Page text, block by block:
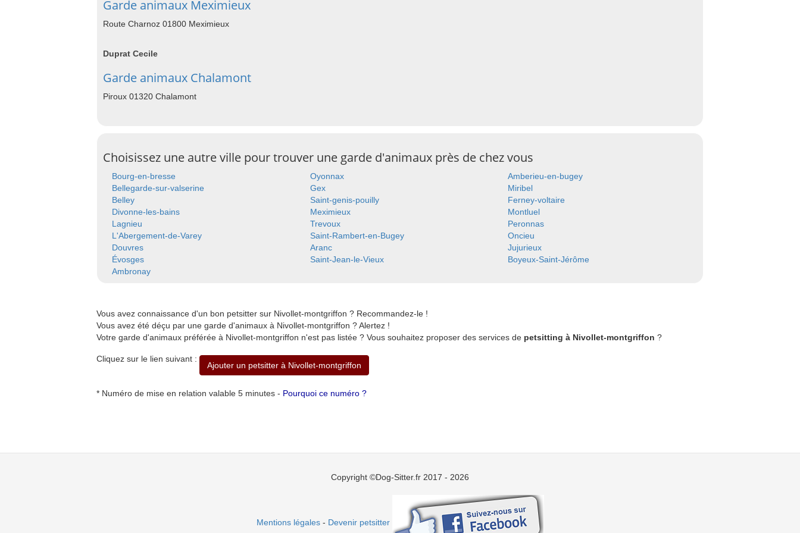
Garde animaux Meximieux
Route Charnoz 01800 Meximieux
Duprat Cecile
Garde animaux Chalamont
Piroux 01320 Chalamont
Choisissez une autre ville pour trouver une garde d'animaux près de chez vous
Bourg-en-bresse Oyonnax
Amberieu-en-bugey
Bellegarde-sur-valserine
Gex
Miribel
Belley
Saint-genis-pouilly
Ferney-voltaire
Divonne-les-bains
Meximieux
Montluel
Lagnieu
Trevoux
Peronnas
L'Abergement-de-Varey
Saint-Rambert-en-Bugey
Oncieu
Douvres
Aranc
Jujurieux
Évosges
Saint-Jean-le-Vieux
Boyeux-Saint-Jérôme
Ambronay
Vous avez connaissance d'un bon petsitter sur Nivollet-montgriffon ? Recommandez-le !
Vous avez été déçu par une garde d'animaux à Nivollet-montgriffon ? Alertez !
Votre garde d'animaux préférée à Nivollet-montgriffon n'est pas listée ? Vous souhaitez proposer des services de petsitting à Nivollet-montgriffon ?
Cliquez sur le lien suivant :
Ajouter un petsitter à Nivollet-montgriffon
* Numéro de mise en relation valable 5 minutes - Pourquoi ce numéro ?
Copyright ©Dog-Sitter.fr 2017 - 2026
Mentions légales- Devenir petsitter